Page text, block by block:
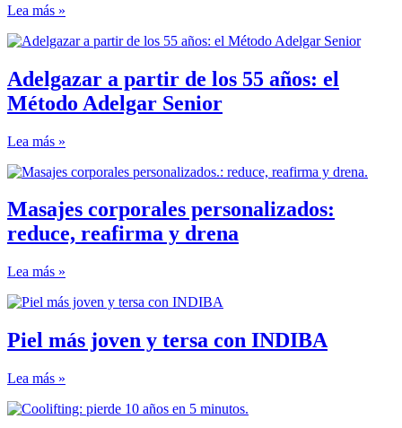
Lea más »
Adelgazar a partir de los 55 años: el
Método Adelgar Senior
Lea más »
Masajes corporales personalizados:
reduce, reafirma y drena
Lea más »
Piel más joven y tersa con INDIBA
Lea más »